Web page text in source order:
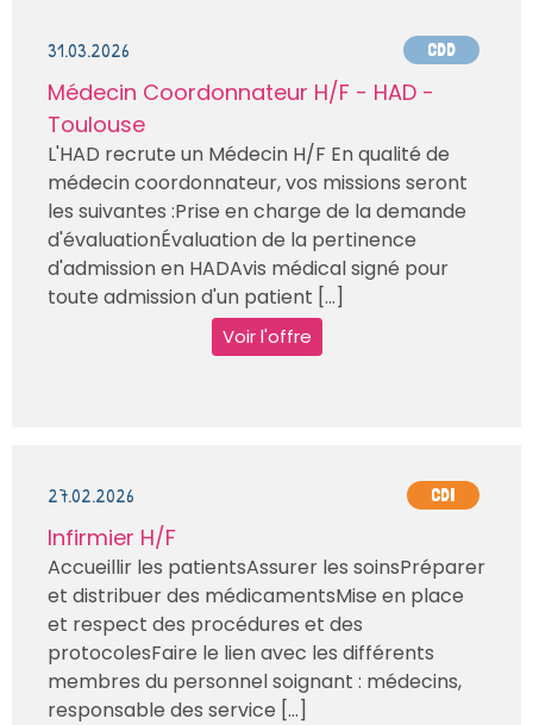
31.03.2026 CDD
Médecin Coordonnateur H/F - HAD -
Toulouse
L'HAD recrute un Médecin H/F En qualité de
médecin coordonnateur, vos missions seront
les suivantes :Prise en charge de la demande
d'évaluationÉvaluation de la pertinence
d'admission en HADAvis médical signé pour
toute admission d'un patient [...]
Voir l'offre
27.02.2026 CDI
Infirmier H/F
Accueillir les patientsAssurer les soinsPréparer
et distribuer des médicamentsMise en place
et respect des procédures et des
protocolesFaire le lien avec les différents
membres du personnel soignant : médecins,
responsable des service [...]